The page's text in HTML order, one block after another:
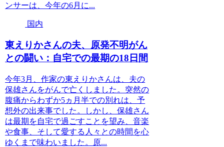
ンサーは、今年の6月に...
国内
東えりかさんの夫、原発不明がん
との闘い：自宅での最期の18日間
今年3月、作家の東えりかさんは、夫の
保雄さんをがんで亡くしました。突然の
腹痛からわずか5ヵ月半での別れは、予
想外の出来事でした。しかし、保雄さん
は最期を自宅で過ごすことを望み、音楽
や食事、そして愛する人々との時間を心
ゆくまで味わいました。原...